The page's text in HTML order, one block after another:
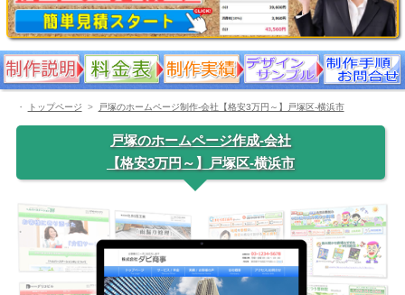
・ トップページ 戸塚のホームページ制作-会社【格安3万円～】戸塚区-横浜市
戸塚のホームページ作成-会社
【格安3万円～】戸塚区-横浜市